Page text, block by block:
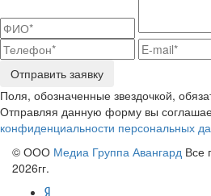
Отправить заявку
Поля, обозначенные звездочкой,
Отправляя данную форму вы
конфиденциальности персональных
© ООО Медиа Группа Авангард Все
2026гг.